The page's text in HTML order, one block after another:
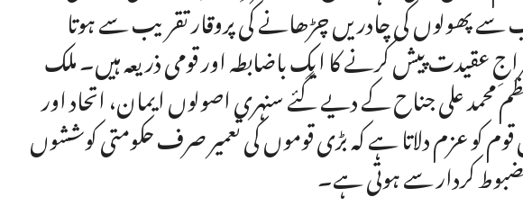
سے پھولوں کی چادریں چڑھانے کی پروقار تقریب سے ہوتا
عقیدت پیش کرنے کا ایک باضابطہ اور قومی ذریعہ ہیں۔ ملک
محمد علی جناح کے دیے گئے سنہری اصولوں ایمان، اتحاد اور
کو عزم دلاتا ہے کہ بڑی قوموں کی تعمیر صرف حکومتی کوششوں
کردار سے ہوتی ہے۔